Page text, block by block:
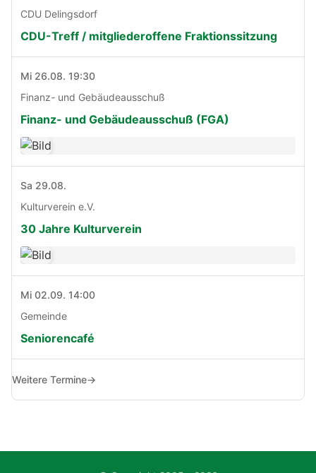
CDU Delingsdorf
CDU-Treff / mitgliederoffene Fraktionssitzung
Mi 26.08. 19:30
Finanz- und Gebäudeausschuß
Finanz- und Gebäudeausschuß (FGA)
Sa 29.08.
Kulturverein e.V.
30 Jahre Kulturverein
Mi 02.09. 14:00
Gemeinde
Seniorencafé
Weitere Termine→